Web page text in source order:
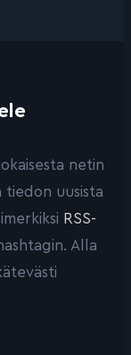
netin
tiedon uusista
RSS-
Alla